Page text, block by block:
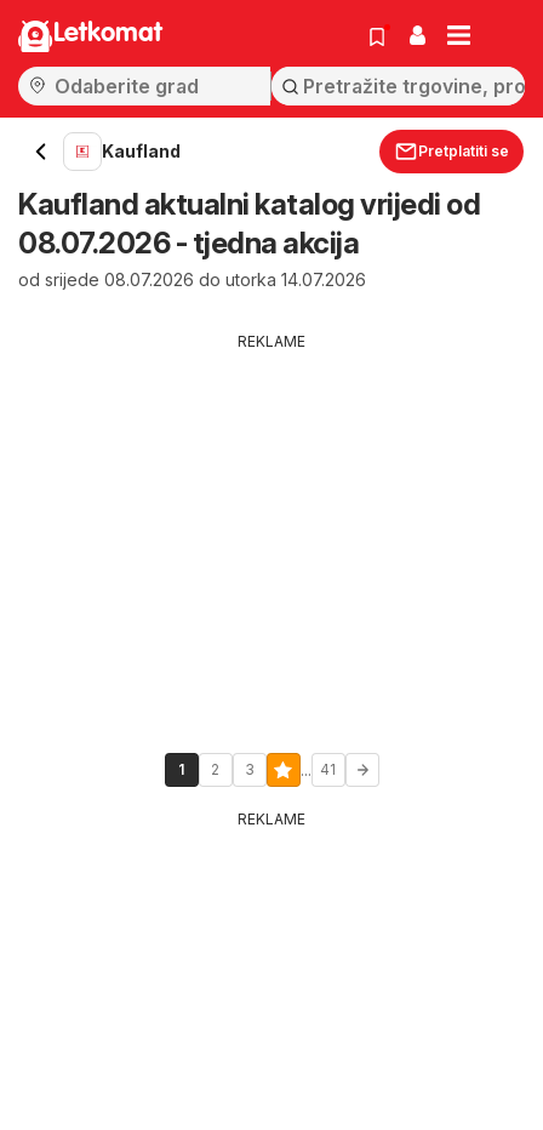
Letkomat
Kaufland Pretplatiti se
Kaufland aktualni katalog vrijedi od
08.07.2026 - tjedna akcija
od srijede 08.07.2026 do utorka 14.07.2026
REKLAME
1 2 3 ... 41
REKLAME